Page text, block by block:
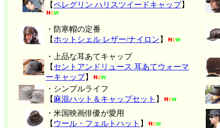
【ペレグリン ハリスツイードキャップ】
・防寒帽の定番
【 ホットシェル レザー/ナイロン 】
・上品な耳あてキャップ
【 セントアンドリュース 耳あてウォーマ
ーキャップ】
・シンプルライフ
【 麻混ハット＆キャップセット 】
・米国映画俳優が愛用
【 ウール・フェルトハット 】